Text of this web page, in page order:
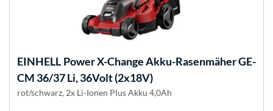
EINHELL Power X-Change Akku-Rasenmäher GE-
CM 36/37 Li, 36Volt (2x18V)
rot/schwarz, 2x Li-Ionen Plus Akku 4,0Ah